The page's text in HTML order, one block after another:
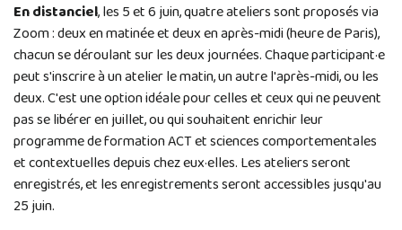
En distanciel, les 5 et 6 juin, quatre ateliers sont proposés via
Zoom : deux en matinée et deux en après-midi (heure de Paris),
chacun se déroulant sur les deux journées. Chaque participant·e
peut s'inscrire à un atelier le matin, un autre l'après-midi, ou les
deux. C'est une option idéale pour celles et ceux qui ne peuvent
pas se libérer en juillet, ou qui souhaitent enrichir leur
programme de formation ACT et sciences comportementales
et contextuelles depuis chez eux·elles. Les ateliers seront
enregistrés, et les enregistrements seront accessibles jusqu'au
25 juin.